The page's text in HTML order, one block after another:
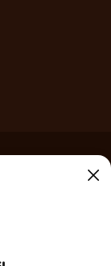
อ่านทุกท่านโปรดใช้
อกฎหมายและศีลธรรม
ทั้งนี้ ทางเว็บไซต์ขอสงวน